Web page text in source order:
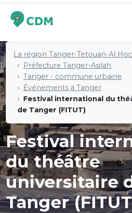
La région Tanger-Tetouan-Al
Préfecture Tanger-Asilah
Tanger - commune urbaine
Événements à Tanger
Festival international du
de Tanger (FITUT)
Festival
du théâtre
universitaire
Tanger